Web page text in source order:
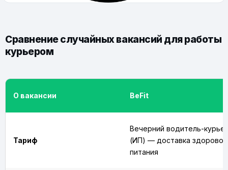
Сравнение случайных вакансий для работы
курьером
О вакансии BeFit
Тариф
Вечерний водитель-
(ИП) — доставка
питания